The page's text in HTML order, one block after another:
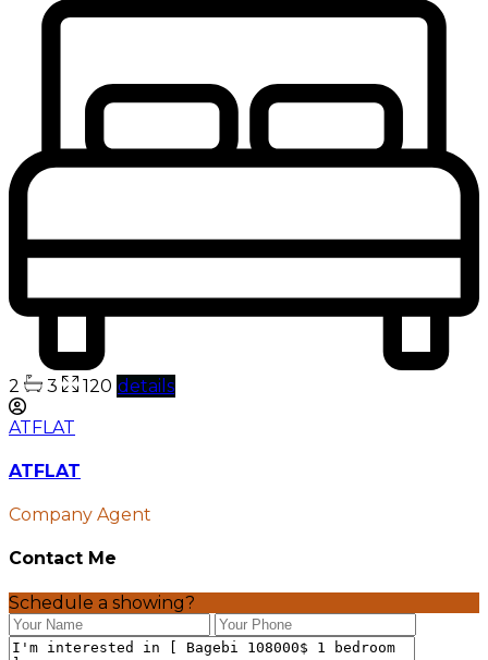
2 3 120 details
ATFLAT
ATFLAT
Company Agent
Contact Me
Schedule a showing?